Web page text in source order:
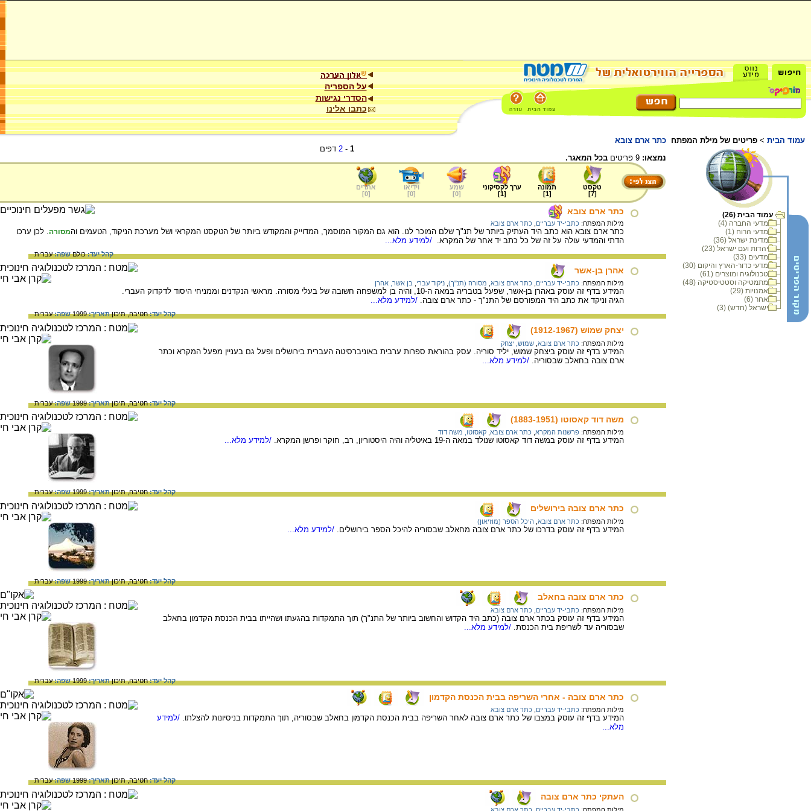
על הספריה
הסדרי נגישות
כתבו אלינו
עמוד הבית > פריטים של מילת המפתח כתר ארם צובא
עמוד הבית (26)
מדעי החברה (4)
מדעי הרוח (1)
מדינת ישראל (36)
יהדות ועם ישראל (23)
מדעים (33)
מדעי כדור-הארץ והיקום (30)
טכנולוגיה ומוצרים (61)
מתמטיקה וסטטיסטיקה (48)
אמנויות (29)
אחר (6)
ישראל (חדש) (3)
1
-
2 דפים
נמצאו:
בכל המאגר.
טקסט
[
7
]
תמונה
[
1
]
ערך לקסיקוני
[
1
]
שמע
[
0
]
וידיאו
[
0
]
אתרים
[
0
]
כתר ארם צובא
מילות המפתח: כתבי-יד עבריים כתר ארם צובא
כתר ארם צובא הוא כתב היד העתיק ביותר של תנ"ך שלם המוכר לנו. הוא גם המקור המוסמך, המדוייק והמקודש ביותר של הטקסט המקראי ושל מערכת הניקוד, הטעמים והמסורה. לכן ערכו
הדתי והמדעי עולה על זה של כל כתב יד אחר של המקרא. /למידע מלא...
קהל יעד:כולםשפה:עברית
אהרן בן-אשר
מילות המפתח: כתבי-יד עבריים כתר ארם צובא מסורה (תנ"ך) ניקוד עברי בן אשר, אהרן
המידע בדף זה עוסק באהרן בן-אשר, שפעל בטבריה במאה ה-10, והיה בן למשפחה חשובה של בעלי מסורה. מראשי הנקדנים וממניחי היסוד לדקדוק העברי.
הגיה וניקד את כתב היד המפורסם של התנ"ך - כתר ארם צובה. /למידע מלא...
קהל יעד:חטיבה,תיכוןתאריך:1999 שפה:עברית
יצחק שמוֹש (1912-1967)
מילות המפתח: כתר ארם צובא שמוש, יצחק
המידע בדף זה עוסק ביצחק שמוש, יליד סוריה. עסק בהוראת ספרות ערבית באוניברסיטה העברית בירושלים ופעל גם בעניין מפעל המקרא וכתר
ארם צובה בחאלב שבסוריה. /למידע מלא...
קהל יעד:חטיבה,תיכוןתאריך:1999 שפה:עברית
משה דוד קאסוטו (1883-1951)
מילות המפתח: פרשנות המקרא כתר ארם צובא קאסוטו, משה דוד
המידע בדף זה עוסק במשה דוד קאסוטו שנולד במאה ה-19 באיטליה והיה היסטוריון, רב, חוקר ופרשן המקרא. /למידע מלא...
קהל יעד:חטיבה,תיכוןתאריך:1999 שפה:עברית
כתר ארם צובה בירושלים
מילות המפתח: כתר ארם צובא היכל הספר (מוזיאון)
המידע בדף זה עוסק בדרכו של כתר ארם צובה מחאלב שבסוריה להיכל הספר בירושלים. /למידע מלא...
קהל יעד:חטיבה,תיכוןתאריך:1999 שפה:עברית
כתר ארם צובה בחאלב
מילות המפתח: כתבי-יד עבריים כתר ארם צובא
המידע בדף זה עוסק בכתר ארם צובה (כתב היד הקדוש והחשוב ביותר של התנ"ך) תוך התמקדות בהגעתו ושהייתו בבית הכנסת הקדמון בחאלב
שבסוריה עד לשריפת בית הכנסת. /למידע מלא...
קהל יעד:חטיבה,תיכוןתאריך:1999 שפה:עברית
כתר ארם צובה - אחרי השריפה בבית הכנסת הקדמון
מילות המפתח: כתבי-יד עבריים כתר ארם צובא
המידע בדף זה עוסק במצבו של כתר ארם צובה לאחר השריפה בבית הכנסת הקדמון בחאלב שבסוריה, תוך התמקדות בניסיונות להצלתו. /למידע
מלא...
קהל יעד:חטיבה,תיכוןתאריך:1999 שפה:עברית
העתקי כתר ארם צובה